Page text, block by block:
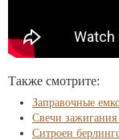
Также смотрите:
Заправочные
Свечи зажигания
Ситроен